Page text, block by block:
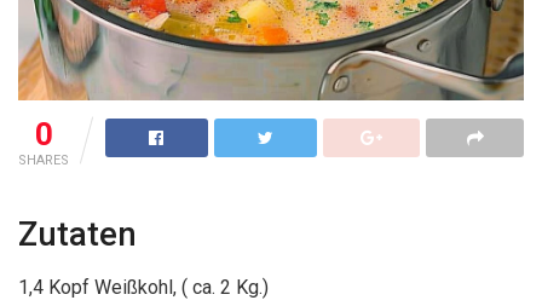
0
SHARES
Zutaten
1,4 Kopf Weißkohl, ( ca. 2 Kg.)